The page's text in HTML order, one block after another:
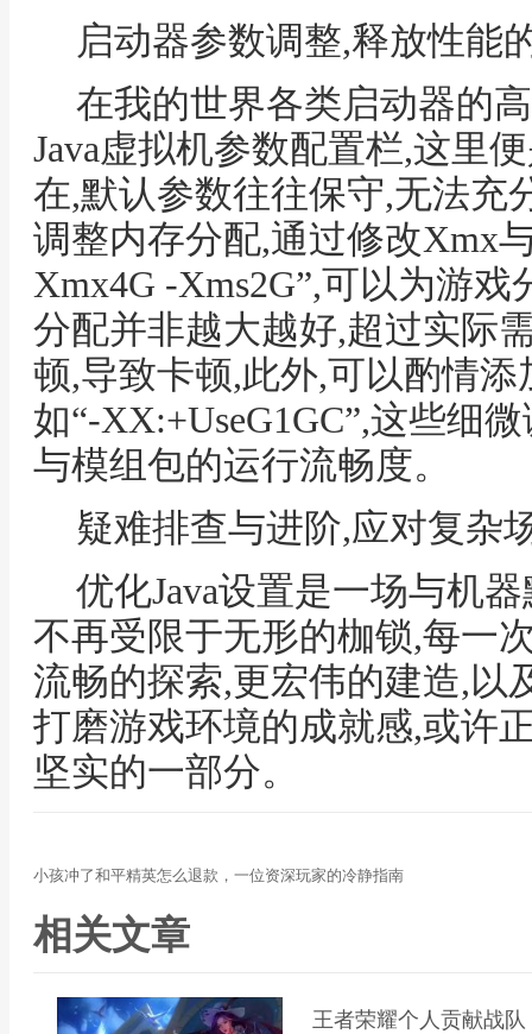
启动器参数调整,释放性能
在我的世界各类启动器的
Java虚拟机参数配置栏,这里
在,默认参数往往保守,无法充
调整内存分配,通过修改Xmx
Xmx4G -Xms2G”,可以为游
分配并非越大越好,超过实际
顿,导致卡顿,此外,可以酌情
如“-XX:+UseG1GC”,这些细
与模组包的运行流畅度。
疑难排查与进阶,应对复杂
优化Java设置是一场与机
不再受限于无形的枷锁,每一
流畅的探索,更宏伟的建造,以
打磨游戏环境的成就感,或许
坚实的一部分。
小孩冲了和平精英怎么退款，一位资深玩家的冷静指南
相关文章
王者荣耀个人贡献战